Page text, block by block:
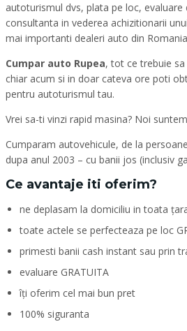
autoturismul dvs, plata pe loc, evaluare
consultanta in vederea achizitionarii
mai importanti dealeri auto din
Cumpar auto Rupea, tot ce trebuie
chiar acum si in doar cateva ore poti
pentru autoturismul tau.
Vrei sa-ti vinzi rapid masina? Noi
Cumparam autovehicule, de la
dupa anul 2003 – cu banii jos (inclusiv
Ce avantaje iti oferim?
ne deplasam la domiciliu in toata
toate actele se perfecteaza pe loc
primesti banii cash instant sau prin
evaluare GRATUITA
îți oferim cel mai bun pret
100% siguranta